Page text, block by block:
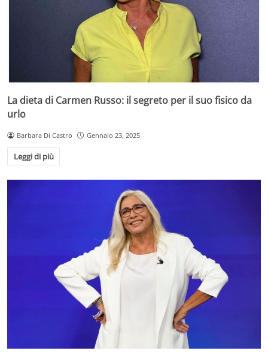
La dieta di Carmen Russo: il segreto per il suo fisico da
urlo
Barbara Di Castro Gennaio 23, 2025
Leggi di più